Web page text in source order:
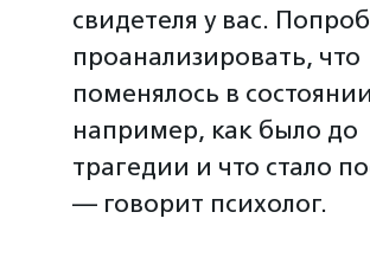
свидетеля у вас.
проанализировать, что
поменялось в
например, как было до
трагедии и что стало
— говорит психолог.